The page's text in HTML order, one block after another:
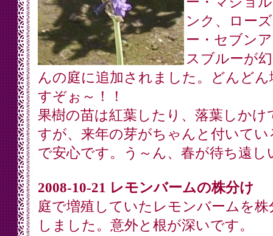
ンク、ロー
ー・セブン
スブルーが
んの庭に追加されました。どんどん
すぞぉ～！！
果樹の苗は紅葉したり、落葉しかけ
すが、来年の芽がちゃんと付いてい
で安心です。う～ん、春が待ち遠し
2008-10-21 レモンバームの株分け
庭で増殖していたレモンバームを株
しました。意外と根が深いです。